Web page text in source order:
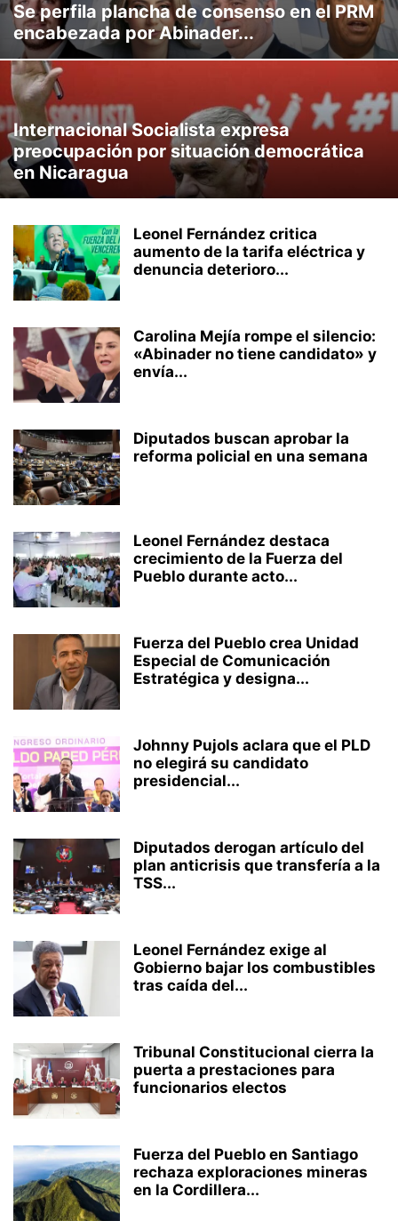
CLIMA LABORAL CULTURA CURIOSIDADES DEPORTES
ECONOMÍA EFEMERIDES EMPRENDIMIENTO ENTRETENIMIENTO
INTERNACIONAL INVERSION MARKETING MEDIO AMBIENTE
MUNDO
PROVINCIALES REDES SOCIALES SOCIALES STREAMING
TECNOLOGÍA TRANSITO TU SALUD TURISMO VEHICULOS
VIDEOJUEGOS VIRALES
Se perfila plancha de consenso en el PRM
encabezada por Abinader...
Internacional Socialista expresa
preocupación por situación democrática
en Nicaragua
Leonel Fernández critica
aumento de la tarifa eléctrica y
denuncia deterioro...
Carolina Mejía rompe el silencio:
«Abinader no tiene candidato» y
envía...
Diputados buscan aprobar la
reforma policial en una semana
Leonel Fernández destaca
crecimiento de la Fuerza del
Pueblo durante acto...
Fuerza del Pueblo crea Unidad
Especial de Comunicación
Estratégica y designa...
Johnny Pujols aclara que el PLD
no elegirá su candidato
presidencial...
Diputados derogan artículo del
plan anticrisis que transfería a la
TSS...
Leonel Fernández exige al
Gobierno bajar los combustibles
tras caída del...
Tribunal Constitucional cierra la
puerta a prestaciones para
funcionarios electos
Fuerza del Pueblo en Santiago
rechaza exploraciones mineras
en la Cordillera...